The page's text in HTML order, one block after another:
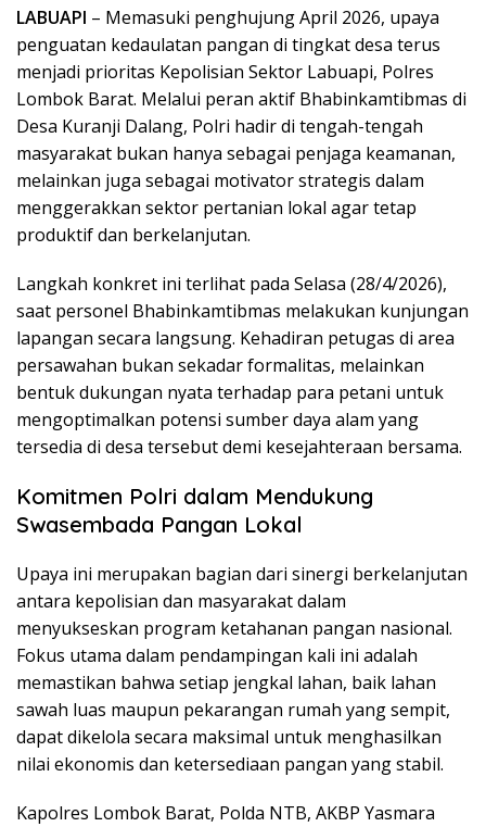
LABUAPI – Memasuki penghujung April 2026, upaya
penguatan kedaulatan pangan di tingkat desa terus
menjadi prioritas Kepolisian Sektor Labuapi, Polres
Lombok Barat. Melalui peran aktif Bhabinkamtibmas di
Desa Kuranji Dalang, Polri hadir di tengah-tengah
masyarakat bukan hanya sebagai penjaga keamanan,
melainkan juga sebagai motivator strategis dalam
menggerakkan sektor pertanian lokal agar tetap
produktif dan berkelanjutan.
Langkah konkret ini terlihat pada Selasa (28/4/2026),
saat personel Bhabinkamtibmas melakukan kunjungan
lapangan secara langsung. Kehadiran petugas di area
persawahan bukan sekadar formalitas, melainkan
bentuk dukungan nyata terhadap para petani untuk
mengoptimalkan potensi sumber daya alam yang
tersedia di desa tersebut demi kesejahteraan bersama.
Komitmen Polri dalam Mendukung
Swasembada Pangan Lokal
Upaya ini merupakan bagian dari sinergi berkelanjutan
antara kepolisian dan masyarakat dalam
menyukseskan program ketahanan pangan nasional.
Fokus utama dalam pendampingan kali ini adalah
memastikan bahwa setiap jengkal lahan, baik lahan
sawah luas maupun pekarangan rumah yang sempit,
dapat dikelola secara maksimal untuk menghasilkan
nilai ekonomis dan ketersediaan pangan yang stabil.
Kapolres Lombok Barat, Polda NTB, AKBP Yasmara